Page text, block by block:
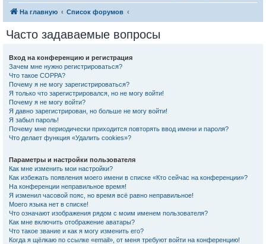
На главную Список форумов
Часто задаваемые вопросы
Вход на конференцию и регистрация
Зачем мне нужно регистрироваться?
Что такое COPPA?
Почему я не могу зарегистрироваться?
Я только что зарегистрировался, но не могу войти!
Почему я не могу войти?
Я давно зарегистрирован, но больше не могу войти!
Я забыл пароль!
Почему мне периодически приходится повторять ввод имени и пароля?
Что делает функция «Удалить cookies»?
Параметры и настройки пользователя
Как мне изменить мои настройки?
Как избежать появления моего имени в списке «Кто сейчас на конференции»?
На конференции неправильное время!
Я изменил часовой пояс, но время всё равно неправильное!
Моего языка нет в списке!
Что означают изображения рядом с моим именем пользователя?
Как мне включить отображение аватары?
Что такое звание и как я могу изменить его?
Когда я щёлкаю по ссылке «email», от меня требуют войти на конференцию!